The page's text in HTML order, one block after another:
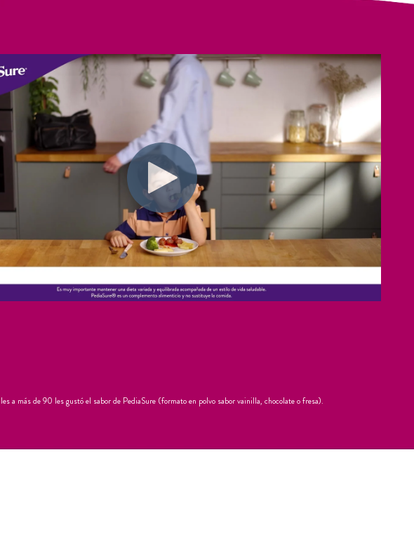
más de 90 les gustó el sabor de PediaSure (formato en polvo sabor vainilla, chocolate o fresa).